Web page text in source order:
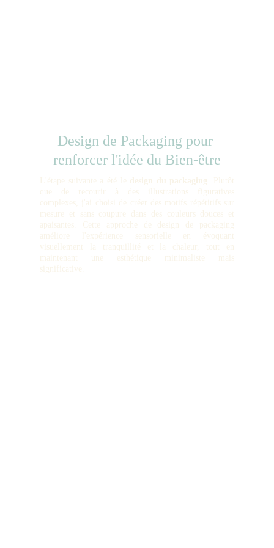
L'étape suivante a été le design du packaging . Plutôt
que de recourir à des illustrations figuratives
complexes, j'ai choisi de créer des motifs répétitifs sur
mesure et sans coupure dans des couleurs douces et
apaisantes. Cette approche de design de packaging
améliore l'expérience sensorielle en évoquant
visuellement la tranquillité et la chaleur, tout en
maintenant une esthétique minimaliste mais
significative.
Design de Packaging pour
renforcer l'idée du Bien-être